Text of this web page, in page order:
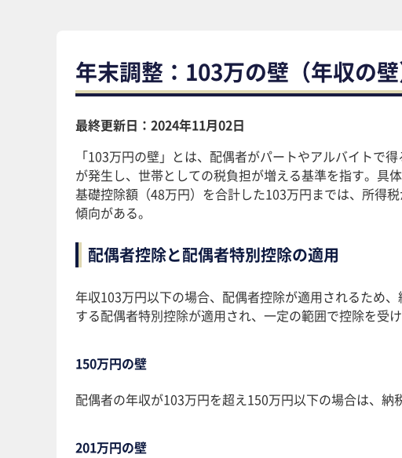
年末調整：103万の壁（年収の壁
最終更新日：2024年11月02日
「103万円の壁」とは、配偶者がパートやアルバイトで
が発生し、世帯としての税負担が増える基準を指す。具
基礎控除額（48万円）を合計した103万円までは、所得
傾向がある​。
配偶者控除と配偶者特別控除の適用
年収103万円以下の場合、配偶者控除が適用されるため
する配偶者特別控除が適用され、一定の範囲で控除を受
150万円の壁
配偶者の年収が103万円を超え150万円以下の場合は、
201万円の壁